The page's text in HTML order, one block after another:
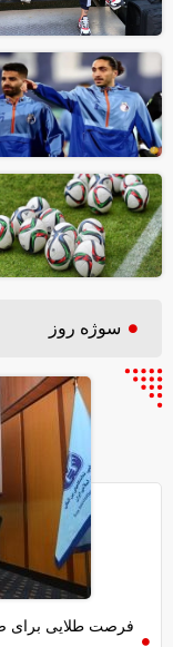
سوژه روز
فرصت طلایی برای